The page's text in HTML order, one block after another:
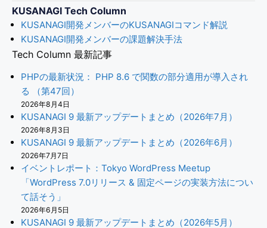
KUSANAGI Tech Column
KUSANAGI開発メンバーのKUSANAGIコマンド解説
KUSANAGI開発メンバーの課題解決手法
Tech Column 最新記事
PHPの最新状況： PHP 8.6 で関数の部分適用が導入され
る （第47回）
2026年8月4日
KUSANAGI 9 最新アップデートまとめ（2026年7月）
2026年8月3日
KUSANAGI 9 最新アップデートまとめ（2026年6月）
2026年7月7日
イベントレポート：Tokyo WordPress Meetup
「WordPress 7.0リリース & 固定ページの実装方法につい
て話そう」
2026年6月5日
KUSANAGI 9 最新アップデートまとめ（2026年5月）